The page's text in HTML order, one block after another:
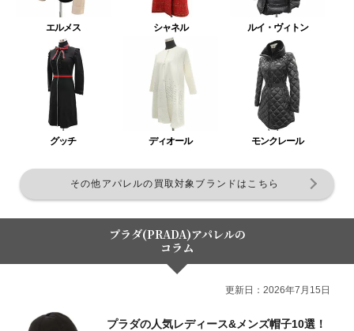
エルメス シャネル ルイ・ヴィトン
グッチ ディオール モンクレール
その他アパレルの買取対象ブランドはこちら
プラダ(PRADA)アパレルの
コラム
更新日：2026年7月15日
プラダの人気レディース&メンズ帽子10選！